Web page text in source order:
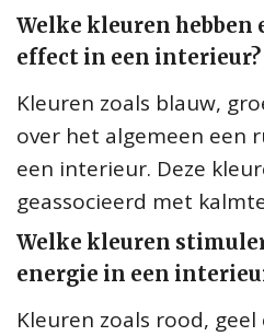
Welke kleuren hebben
effect in een interieur?
Kleuren zoals blauw,
over het algemeen een
een interieur. Deze
geassocieerd met
Welke kleuren
energie in een
Kleuren zoals rood,